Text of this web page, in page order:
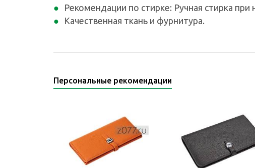
Рекомендации по стирке: Ручная стирка
Качественная ткань и фурнитура.
Персональные рекомендации